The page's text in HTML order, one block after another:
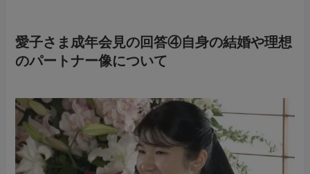
愛子さま成年会見の回答④自身の結婚や理想
のパートナー像について